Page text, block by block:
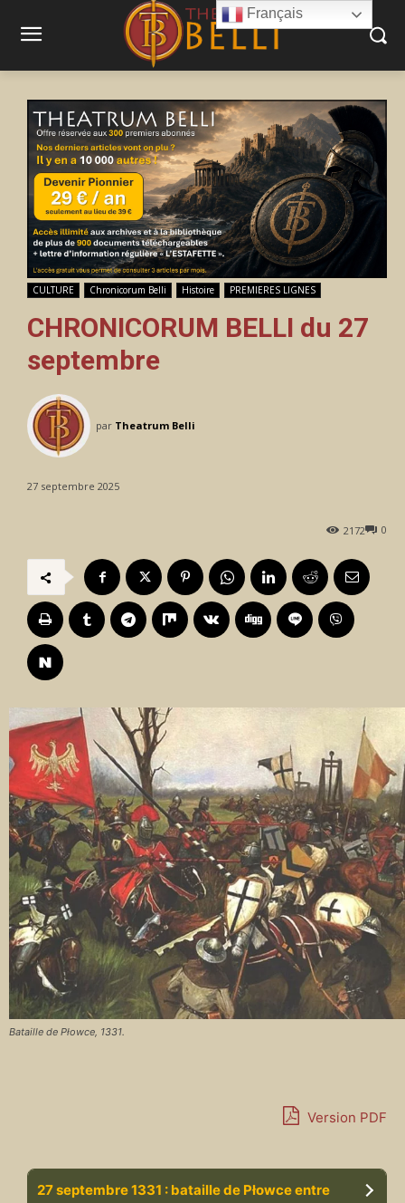
CULTURE Chronicorum Belli Histoire PREMIERES LIGNES
CHRONICORUM BELLI du 27
septembre
par Theatrum Belli
27 septembre 2025
0
2172
Bataille de Płowce, 1331.
Version PDF
27 septembre 1331 : bataille de Płowce entre
Français